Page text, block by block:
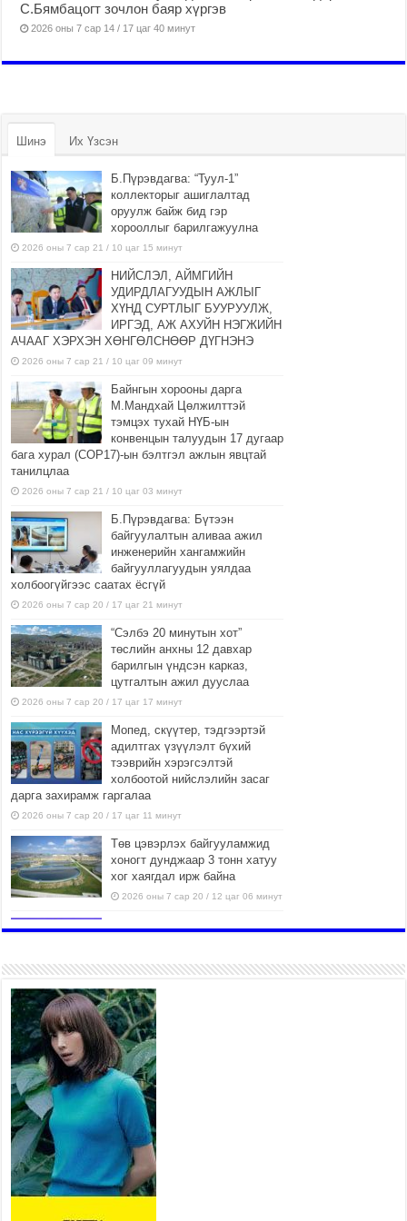
С.Бямбацогт зочлон баяр хүргэв
2026 оны 7 сар 14 / 17 цаг 40 минут
Шинэ Их Үзсэн
Б.Пүрэвдагва: “Туул-1”
коллекторыг ашиглалтад
оруулж байж бид гэр
хорооллыг барилгажуулна
2026 оны 7 сар 21 / 10 цаг 15 минут
НИЙСЛЭЛ, АЙМГИЙН
УДИРДЛАГУУДЫН АЖЛЫГ
ХҮНД СУРТЛЫГ БУУРУУЛЖ,
ИРГЭД, АЖ АХУЙН НЭГЖИЙН
АЧААГ ХЭРХЭН ХӨНГӨЛСНӨӨР ДҮГНЭНЭ
2026 оны 7 сар 21 / 10 цаг 09 минут
Байнгын хорооны дарга
М.Мандхай Цөлжилттэй
тэмцэх тухай НҮБ-ын
конвенцын талуудын 17 дугаар
бага хурал (СОР17)-ын бэлтгэл ажлын явцтай
танилцлаа
2026 оны 7 сар 21 / 10 цаг 03 минут
Б.Пүрэвдагва: Бүтээн
байгуулалтын аливаа ажил
инженерийн хангамжийн
байгууллагуудын уялдаа
холбоогүйгээс саатах ёсгүй
2026 оны 7 сар 20 / 17 цаг 21 минут
“Сэлбэ 20 минутын хот”
төслийн анхны 12 давхар
барилгын үндсэн карказ,
цутгалтын ажил дууслаа
2026 оны 7 сар 20 / 17 цаг 17 минут
Мопед, скүүтер, тэдгээртэй
адилтгах үзүүлэлт бүхий
тээврийн хэрэгсэлтэй
холбоотой нийслэлийн засаг
дарга захирамж гаргалаа
2026 оны 7 сар 20 / 17 цаг 11 минут
Төв цэвэрлэх байгууламжид
хоногт дунджаар 3 тонн хатуу
хог хаягдал ирж байна
2026 оны 7 сар 20 / 12 цаг 06 минут
“Жил бүрийн өвөл, жил бүрийн
ижил асуудал”
2026 оны 7 сар 20 / 11 цаг 16 минут
Б.Пүрэвдагва: Нийслэлд хийх
бүх замыг ус зайлуулах
хоолойтой, явган хүний болон
дугуйн замтай байлгах
стандарт мөрдөнө
2026 оны 7 сар 20 / 9 цаг 24 минут
Б.Пүрэвдагва: Хотын төвөөс Бэлх, Сэлх
чиглэлд явахад дугуйн замаар зорчих бүрэн